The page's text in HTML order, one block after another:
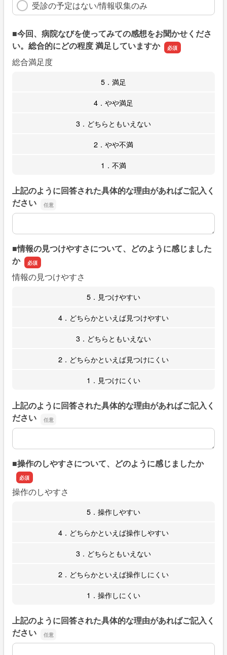
受診の予定はない/情報収集のみ
■今回、病院なびを使ってみての感想をお聞かせくださ
い。総合的にどの程度 満足していますか
総合満足度
5．満足
4．やや満足
3．どちらともいえない
2．やや不満
1．不満
上記のように回答された具体的な理由があればご記入く
ださい
上記のように回答された具体的な理由があればご記入くだ
■情報の見つけやすさについて、どのように感じました
か
情報の見つけやすさ
5．見つけやすい
4．どちらかといえば見つけやすい
3．どちらともいえない
2．どちらかといえば見つけにくい
1．見つけにくい
上記のように回答された具体的な理由があればご記入く
ださい
上記のように回答された具体的な理由があればご記入くだ
■操作のしやすさについて、どのように感じましたか
操作のしやすさ
5．操作しやすい
4．どちらかといえば操作しやすい
3．どちらともいえない
2．どちらかといえば操作しにくい
1．操作しにくい
上記のように回答された具体的な理由があればご記入く
ださい
上記のように回答された具体的な理由があればご記入くだ